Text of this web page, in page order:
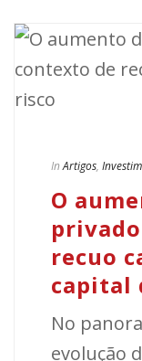
In Artigos,
O
recuo
capital
No
evolução